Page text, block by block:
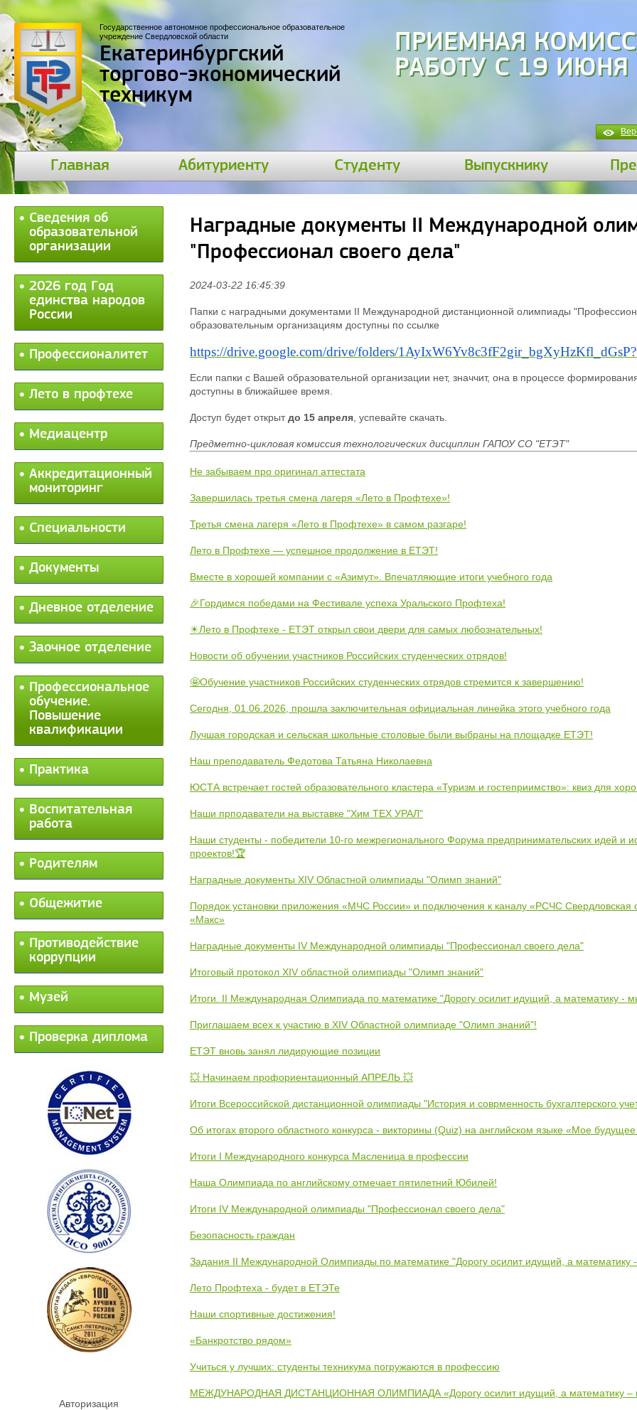
Государственное автономное профессиональное образовательное
учреждение Свердловской области
Екатеринбургский
торгово-экономический
техникум
ПРИЕМНАЯ
РАБОТУ С 19 ИЮНЯ
Главная Абитуриенту Студенту Выпускнику
Сведения об
образовательной
организации
2026 год Год
единства народов
России
Профессионалитет
Лето в профтехе
Медиацентр
Аккредитационный
мониторинг
Специальности
Документы
Дневное отделение
Заочное отделение
Профессиональное
обучение.
Повышение
квалификации
Практика
Воспитательная
работа
Родителям
Общежитие
Противодействие
коррупции
Музей
Проверка диплома
Авторизация
Наградные документы II Международной
"Профессионал своего дела"
2024-03-22 16:45:39
Папки с наградными документами II Международной дистанционной олимпиады
образовательным организациям доступны по ссылке
https://drive.google.com/drive/folders/
Если папки с Вашей образовательной организации нет, значчит, она в процессе
доступны в ближайшее время.
Доступ будет открытдо 15 апреля , успевайте скачать.
Предметно-цикловая комиссия технологических дисциплин ГАПОУ СО "ЕТЭТ"
Не забываем про оригинал аттестата
Завершилась третья смена лагеря «Лето в Профтехе»!
Третья смена лагеря «Лето в Профтехе» в самом разгаре!
Лето в Профтехе — успешное продолжение в ЕТЭТ!
Вместе в хорошей компании с «Азимут». Впечатляющие итоги учебного года
🎉Гордимся победами на Фестивале успеха Уральского Профтеха!
☀Лето в Профтехе - ЕТЭТ открыл свои двери для самых любознательных!
Новости об обучении участников Российских студенческих отрядов!
🤩Обучение участников Российских студенческих отрядов стремится к завершению!
Сегодня, 01.06.2026, прошла заключительная официальная линейка этого учебного года
Лучшая городская и сельская школьные столовые были выбраны на площадке ЕТЭТ!
Наш преподаватель Федотова Татьяна Николаевна
ЮСТА встречает гостей образовательного кластера «Туризм и гостеприимство»: квиз для
Наши прподаватели на выставке "Хим ТЕХ УРАЛ"
Наши студенты - победители 10-го межрегионального Форума предпринимательских идей и
проектов!🏆
Наградные документы XIV Областной олимпиады "Олимп знаний"
Порядок установки приложения «МЧС России» и подключения к каналу «РСЧС Свердловская
«Макс»
Наградные документы IV Международной олимпиады "Профессионал своего дела"
Итоговый протокол XIV областной олимпиады "Олимп знаний"
Итоги. II Международная Олимпиада по математике "Дорогу осилит идущий, а математику -
Приглашаем всех к участию в XIV Областной олимпиаде "Олимп знаний"!
ЕТЭТ вновь занял лидирующие позиции
💥 Начинаем профориентационный АПРЕЛЬ 💥
Итоги Всероссийской дистанционной олимпиады "История и соврменность бухгалтерского
Об итогах второго областного конкурса - викторины (Quiz) на английском языке «Мое
Итоги I Международного конкурса Масленица в профессии
Наша Олимпиада по английскому отмечает пятилетний Юбилей!
Итоги IV Международной олимпиады "Профессионал своего дела"
Безопасность граждан
Задания II Международной Олимпиады по математике "Дорогу осилит идущий, а
Лето Профтеха - будет в ЕТЭТе
Наши спортивные достижения!
«Банкротство рядом»
Учиться у лучших: студенты техникума погружаются в профессию
МЕЖДУНАРОДНАЯ ДИСТАНЦИОННАЯ ОЛИМПИАДА «Дорогу осилит идущий, а математику –